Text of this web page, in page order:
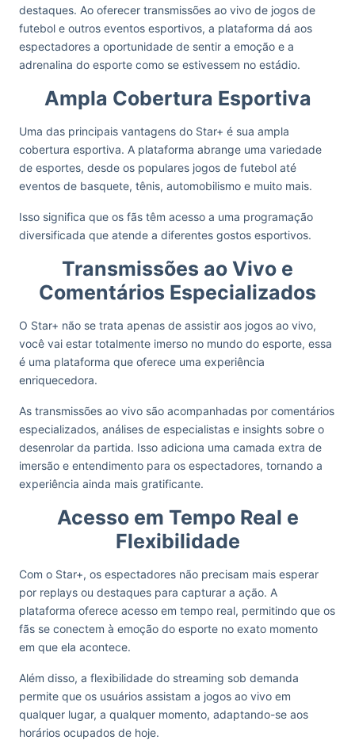
destaques. Ao oferecer transmissões ao vivo de jogos de
futebol e outros eventos esportivos, a plataforma dá aos
espectadores a oportunidade de sentir a emoção e a
adrenalina do esporte como se estivessem no estádio.
Ampla Cobertura Esportiva
Uma das principais vantagens do Star+ é sua ampla
cobertura esportiva. A plataforma abrange uma variedade
de esportes, desde os populares jogos de futebol até
eventos de basquete, tênis, automobilismo e muito mais.
Isso significa que os fãs têm acesso a uma programação
diversificada que atende a diferentes gostos esportivos.
Transmissões ao Vivo e
Comentários Especializados
O Star+ não se trata apenas de assistir aos jogos ao vivo,
você vai estar totalmente imerso no mundo do esporte, essa
é uma plataforma que oferece uma experiência
enriquecedora.
As transmissões ao vivo são acompanhadas por comentários
especializados, análises de especialistas e insights sobre o
desenrolar da partida. Isso adiciona uma camada extra de
imersão e entendimento para os espectadores, tornando a
experiência ainda mais gratificante.
Acesso em Tempo Real e
Flexibilidade
Com o Star+, os espectadores não precisam mais esperar
por replays ou destaques para capturar a ação. A
plataforma oferece acesso em tempo real, permitindo que os
fãs se conectem à emoção do esporte no exato momento
em que ela acontece.
Além disso, a flexibilidade do streaming sob demanda
permite que os usuários assistam a jogos ao vivo em
qualquer lugar, a qualquer momento, adaptando-se aos
horários ocupados de hoje.